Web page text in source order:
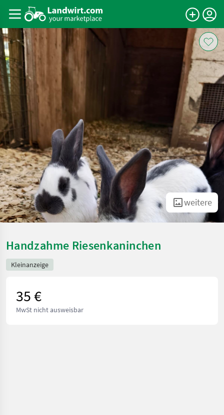
weitere
Handzahme Riesenkaninchen
Kleinanzeige
35 €
MwSt nicht ausweisbar